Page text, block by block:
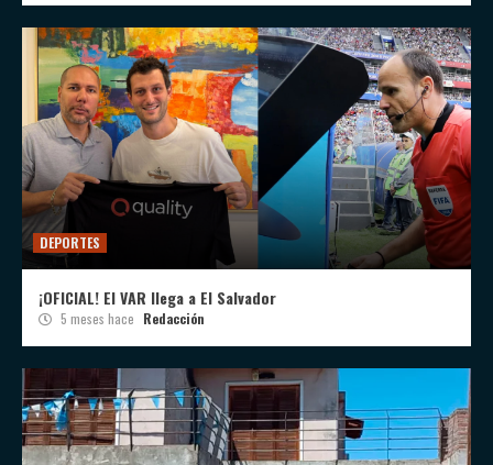
DEPORTES
¡OFICIAL! El VAR llega a El Salvador
5 meses hace Redacción